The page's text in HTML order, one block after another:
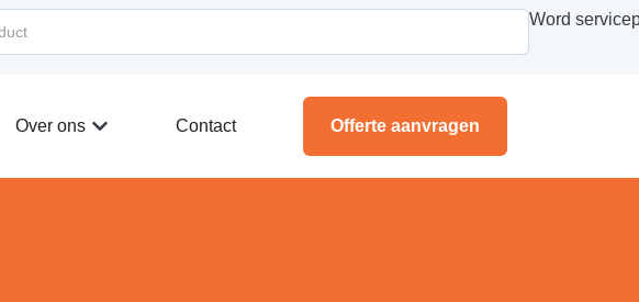
Word
Over ons Contact Offerte aanvragen